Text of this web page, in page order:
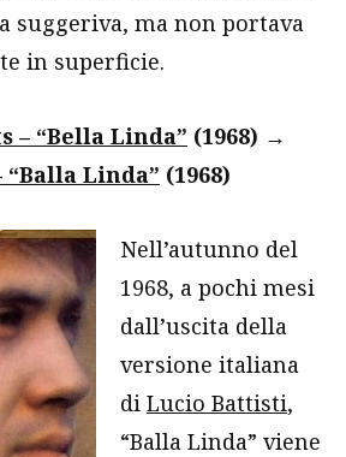
suggeriva, ma non portava
in superficie.
– “Bella Linda” (1968) →
Linda” (1968)
Nell’autunno del
1968, a pochi mesi
dall’uscita della
versione italiana
di Lucio Battisti,
“Balla Linda” viene